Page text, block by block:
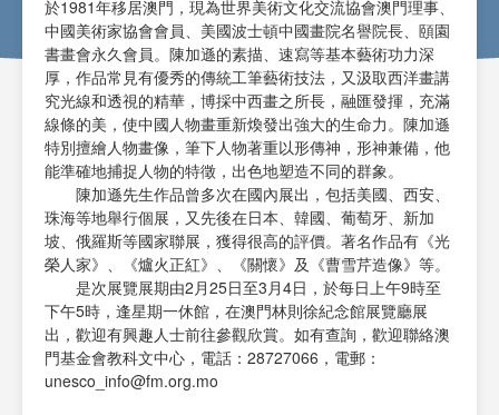
於1981年移居澳門，現為世界美術文化交流協會澳門理事、
中國美術家協會會員、美國波士頓中國畫院名譽院長、頤園
書畫會永久會員。陳加遜的素描、速寫等基本藝術功力深
厚，作品常見有優秀的傳統工筆藝術技法，又汲取西洋畫講
究光線和透視的精華，博採中西畫之所長，融匯發揮，充滿
線條的美，使中國人物畫重新煥發出強大的生命力。陳加遜
特別擅繪人物畫像，筆下人物著重以形傳神，形神兼備，他
能準確地捕捉人物的特徵，出色地塑造不同的群象。
陳加遜先生作品曾多次在國內展出，包括美國、西安、
珠海等地舉行個展，又先後在日本、韓國、葡萄牙、新加
坡、俄羅斯等國家聯展，獲得很高的評價。著名作品有《光
榮人家》、《爐火正紅》、《關懷》及《曹雪芹造像》等。
是次展覽展期由2月25日至3月4日，於每日上午9時至
下午5時，逢星期一休館，在澳門林則徐紀念館展覽廳展
出，歡迎有興趣人士前往參觀欣賞。如有查詢，歡迎聯絡澳
門基金會教科文中心，電話：28727066，電郵：
unesco_info@fm.org.mo